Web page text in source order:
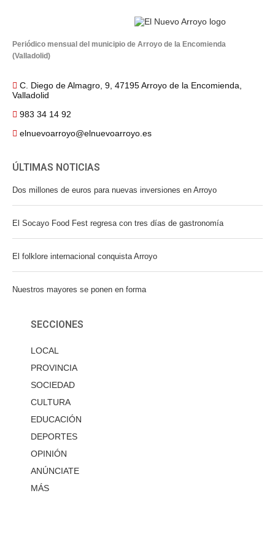
Periódico mensual del municipio de Arroyo de la Encomienda
(Valladolid)
C. Diego de Almagro, 9, 47195 Arroyo de la Encomienda,
Valladolid
983 34 14 92
elnuevoarroyo@elnuevoarroyo.es
ÚLTIMAS NOTICIAS
Dos millones de euros para nuevas inversiones en Arroyo
El Socayo Food Fest regresa con tres días de gastronomía
El folklore internacional conquista Arroyo
Nuestros mayores se ponen en forma
SECCIONES
LOCAL
PROVINCIA
SOCIEDAD
CULTURA
EDUCACIÓN
DEPORTES
OPINIÓN
ANÚNCIATE
MÁS